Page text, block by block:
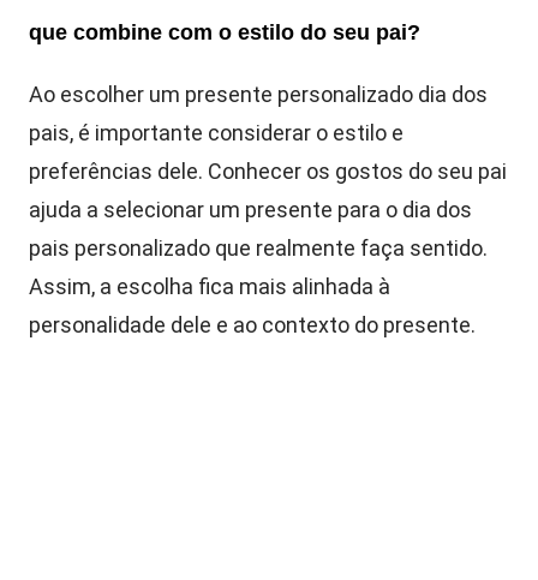
que combine com o estilo do seu pai?
Ao escolher um presente personalizado dia dos
pais, é importante considerar o estilo e
preferências dele. Conhecer os gostos do seu pai
ajuda a selecionar um presente para o dia dos
pais personalizado que realmente faça sentido.
Assim, a escolha fica mais alinhada à
personalidade dele e ao contexto do presente.